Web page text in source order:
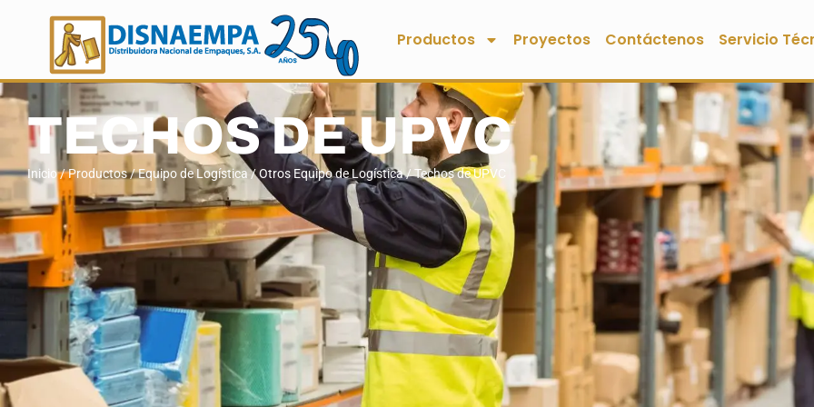
Productos Proyectos Contáctenos Servicio
TECHOS DE UPVC
Inicio/Productos/Equipo de Logística/Otros Equipo de Logística/ Techos de UPVC